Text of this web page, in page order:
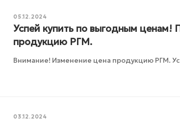
05.12.2024
Успей купить по выгодным ценам!
продукцию РГМ.
Внимание! Изменение цена продукцию РГМ.
03.12.2024